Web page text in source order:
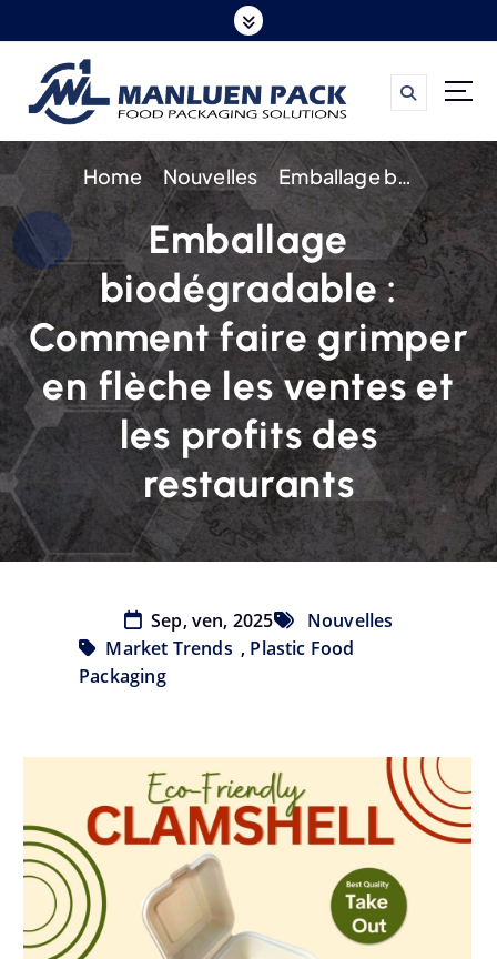
k
t
o
c
t
e
n
t
Home Nouvelles Emballage biodégradable : Comment faire grimper en flèche les ventes et les profits des restaurants
Emballage
biodégradable :
Comment faire grimper
en flèche les ventes et
les profits des
restaurants
Sep, ven, 2025
Nouvelles
Market Trends , Plastic Food
Packaging